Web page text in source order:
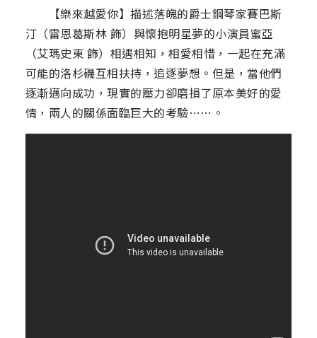
【樂來越愛你】描述落魄的爵士鋼琴家賽巴斯
汀（雷恩葛斯林 飾）與懷抱明星夢的小演員蜜亞
（艾瑪史東 飾）相遇相知，相愛相惜，一起在充滿
可能的洛杉磯互相扶持，追逐夢想。但是，當他們
逐漸邁向成功，現實的壓力卻磨損了原本美好的愛
情，兩人的關係面臨巨大的考驗……。